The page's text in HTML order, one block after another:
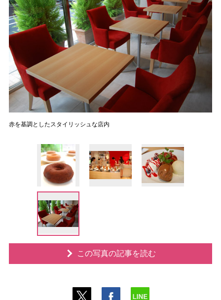
赤を基調としたスタイリッシュな店内
この写真の記事を読む